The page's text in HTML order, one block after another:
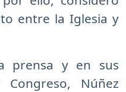
entre la Iglesia y
prensa y en sus
Núñez